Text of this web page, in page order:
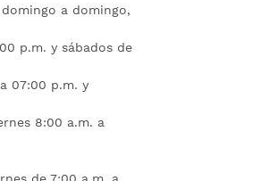
a domingo,
p.m. y sábados de
07:00 p.m. y
8:00 a.m. a